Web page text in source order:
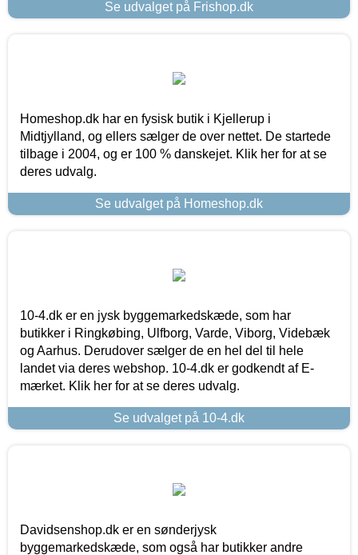
Se udvalget på Frishop.dk
Homeshop.dk har en fysisk butik i Kjellerup i
Midtjylland, og ellers sælger de over nettet. De startede
tilbage i 2004, og er 100 % danskejet. Klik her for at se
deres udvalg.
Se udvalget på Homeshop.dk
10-4.dk er en jysk byggemarkedskæde, som har
butikker i Ringkøbing, Ulfborg, Varde, Viborg, Videbæk
og Aarhus. Derudover sælger de en hel del til hele
landet via deres webshop. 10-4.dk er godkendt af E-
mærket. Klik her for at se deres udvalg.
Se udvalget på 10-4.dk
Davidsenshop.dk er en sønderjysk
byggemarkedskæde, som også har butikker andre